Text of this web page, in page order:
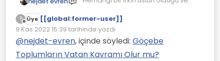
gerektiğine dair yaklaşım ırkçıdır ve
faşizmle taçlanmak zorundadır.
../.
“Vatan” kavramının geçmişi çok
eskilere dayanmaz; Fransız ihtilali ile
taçlanan kapitalist üretim tarzının
yarattığı ulus kavramı ile sıkı bir ilişki
içindedir. En son dağılan Osmanlı
?
Çevrimdışı
Üye [[global:former-user]]
9 Kas 2022 15:39 tarihinde yazdı
Son düzenleyen:
@nejdet-evren, içinde söyledi: Göçebe
Toplumların Vatan Kavramı Olur mu?